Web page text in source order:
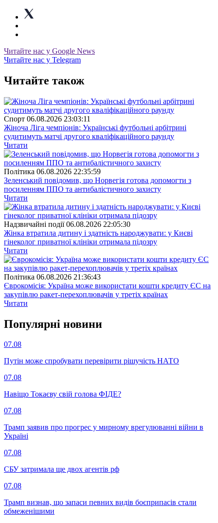
Читайте нас у Google News
Читайте нас у Telegram
Читайте також
Спорт 06.08.2026 23:03:11
Жіноча Ліга чемпіонів: Українські футбольні арбітрині
судитимуть матчі другого кваліфікаційного раунду
Читати
Полiтика 06.08.2026 22:35:59
Зеленський повідомив, що Норвегія готова допомогти з
посиленням ППО та антибалістичного захисту
Читати
Надзвичайні події 06.08.2026 22:05:30
Жінка втратила дитину і здатність народжувати: у Києві
гінеколог приватної клініки отримала підозру
Читати
Полiтика 06.08.2026 21:36:43
Єврокомісія: Україна може використати кошти кредиту ЄС на
закупівлю ракет-перехоплювачів у третіх країнах
Читати
Популярнi новини
07.08
Путін може спробувати перевірити рішучість НАТО
07.08
Навіщо Токаєву свій голова ФІДЕ?
07.08
Трамп заявив про прогрес у мирному врегулюванні війни в
Україні
07.08
СБУ затримала ще двох агентів рф
07.08
Трамп визнав, що запаси певних видів боєприпасів стали
обмеженішими